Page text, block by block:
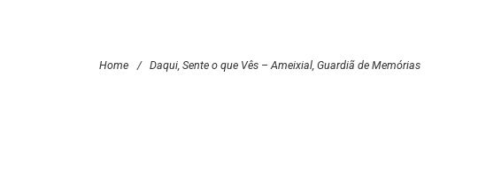
Home / Daqui, Sente o que Vês – Ameixial, Guardiã de Memórias